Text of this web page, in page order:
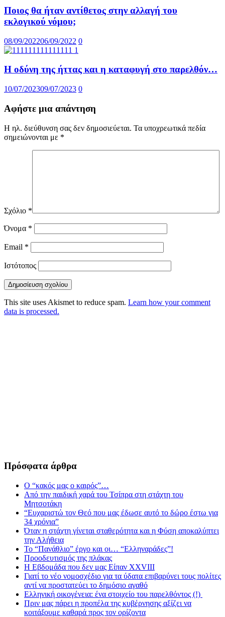
Ποιος θα ήταν αντίθετος στην αλλαγή του
εκλογικού νόμου;
08/09/202206/09/2022 0
Η οδύνη της ήττας και η καταφυγή στο παρελθόν…
10/07/202309/07/2023 0
Αφήστε μια απάντηση
Η ηλ. διεύθυνση σας δεν δημοσιεύεται. Τα υποχρεωτικά πεδία
σημειώνονται με *
Σχόλιο *
Όνομα *
Email *
Ιστότοπος
This site uses Akismet to reduce spam. Learn how your comment
data is processed.
Πρόσφατα άρθρα
Ο “κακός μας ο καιρός”…
Από την παιδική χαρά του Τσίπρα στη στάχτη του
Μητσοτάκη
“Ευχαριστώ τον Θεό που μας έδωσε αυτό το δώρο έστω για
34 χρόνια”
Όταν η στάχτη γίνεται σταθερότητα και η Φύση αποκαλύπτει
την Αλήθεια
Το “Πανάθλιο” έργο και οι… “Ελληναράδες”!
Προοδευτισμός της πλάκας
Η Εβδομάδα που δεν μας Είπαν XXVIII
Γιατί το νέο νομοσχέδιο για τα ύδατα επιβαρύνει τους πολίτες
αντί να προστατεύει το δημόσιο αγαθό
Ελληνική οικογένεια: ένα στοιχείο του παρελθόντος (!)
Πριν μας πάρει η προπέλα της κυβέρνησης αξίζει να
κοιτάξουμε καθαρά προς τον ορίζοντα